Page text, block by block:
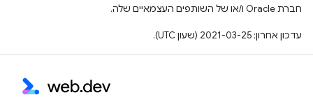
חברת Oracle ו/או של השותפים העצמאיים שלה.
עדכון אחרון: 2021-03-25 (שעון UTC).